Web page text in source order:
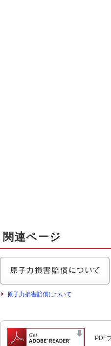
関連ページ
原子力損害賠償について
PDF